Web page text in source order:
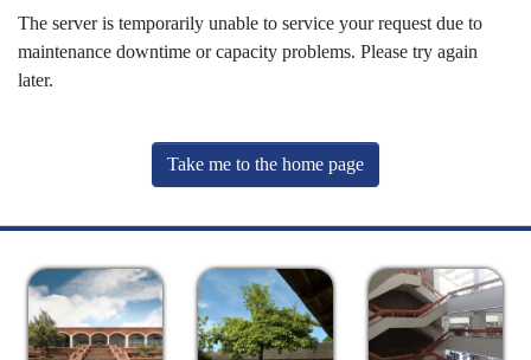
The server is temporarily unable to service your request due to
maintenance downtime or capacity problems. Please try again
later.
Take me to the home page